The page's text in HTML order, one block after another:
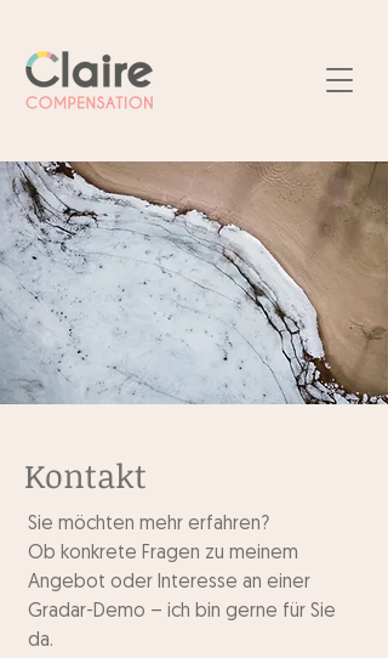
Kontakt
Sie möchten mehr erfahren?
Ob konkrete Fragen zu meinem
Angebot oder Interesse an einer
Gradar-Demo – ich bin gerne für Sie
da.